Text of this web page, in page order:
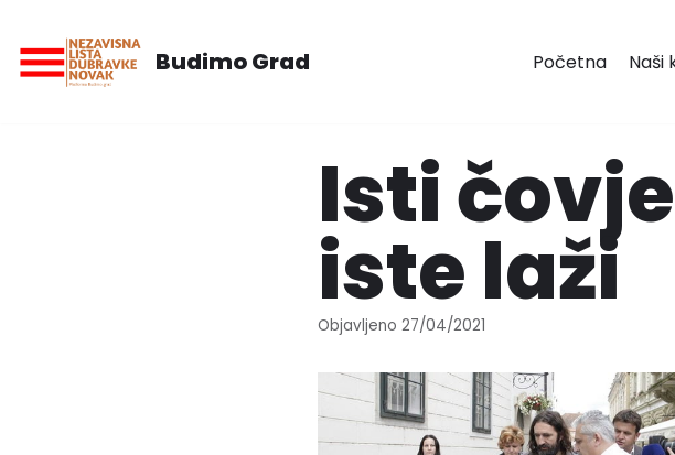
Skip
Budimo Grad Početna Naši
Isti
iste laži
Objavljeno 27/04/2021